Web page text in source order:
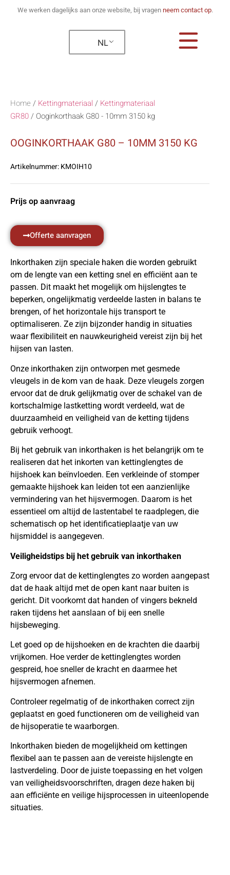
We werken dagelijks aan onze website, bij vragen neem contact op.
NL
Home / Kettingmateriaal / Kettingmateriaal
GR80/ Ooginkorthaak G80 - 10mm 3150 kg
OOGINKORTHAAK G80 – 10MM 3150 KG
Artikelnummer:KMOIH10
Prijs op aanvraag
Offerte aanvragen
Inkorthaken zijn speciale haken die worden gebruikt
om de lengte van een ketting snel en efficiënt aan te
passen. Dit maakt het mogelijk om hijslengtes te
beperken, ongelijkmatig verdeelde lasten in balans te
brengen, of het horizontale hijs transport te
optimaliseren. Ze zijn bijzonder handig in situaties
waar flexibiliteit en nauwkeurigheid vereist zijn bij het
hijsen van lasten.
Onze inkorthaken zijn ontworpen met gesmede
vleugels in de kom van de haak. Deze vleugels zorgen
ervoor dat de druk gelijkmatig over de schakel van de
kortschalmige lastketting wordt verdeeld, wat de
duurzaamheid en veiligheid van de ketting tijdens
gebruik verhoogt.
Bij het gebruik van inkorthaken is het belangrijk om te
realiseren dat het inkorten van kettinglengtes de
hijshoek kan beïnvloeden. Een verkleinde of stomper
gemaakte hijshoek kan leiden tot een aanzienlijke
vermindering van het hijsvermogen. Daarom is het
essentieel om altijd de lastentabel te raadplegen, die
schematisch op het identificatieplaatje van uw
hijsmiddel is aangegeven.
Veiligheidstips bij het gebruik van inkorthaken
Zorg ervoor dat de kettinglengtes zo worden aangepast
dat de haak altijd met de open kant naar buiten is
gericht. Dit voorkomt dat handen of vingers bekneld
raken tijdens het aanslaan of bij een snelle
hijsbeweging.
Let goed op de hijshoeken en de krachten die daarbij
vrijkomen. Hoe verder de kettinglengtes worden
gespreid, hoe sneller de kracht en daarmee het
hijsvermogen afnemen.
Controleer regelmatig of de inkorthaken correct zijn
geplaatst en goed functioneren om de veiligheid van
de hijsoperatie te waarborgen.
Inkorthaken bieden de mogelijkheid om kettingen
flexibel aan te passen aan de vereiste hijslengte en
lastverdeling. Door de juiste toepassing en het volgen
van veiligheidsvoorschriften, dragen deze haken bij
aan efficiënte en veilige hijsprocessen in uiteenlopende
situaties.